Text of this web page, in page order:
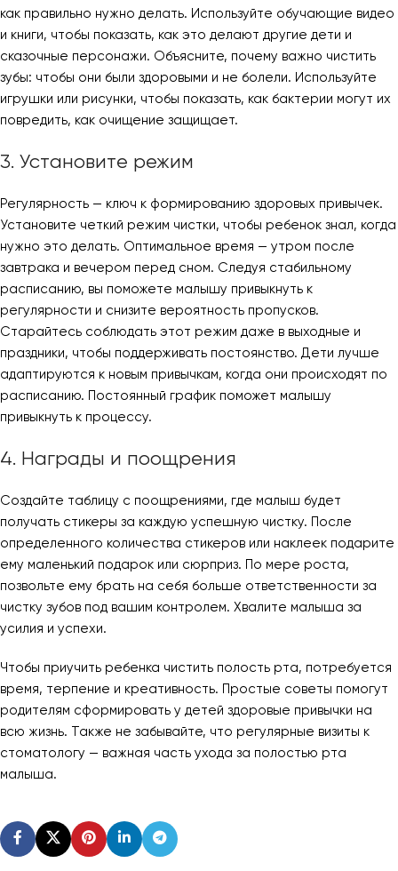
как правильно нужно делать. Используйте обучающие видео
и книги, чтобы показать, как это делают другие дети и
сказочные персонажи. Объясните, почему важно чистить
зубы: чтобы они были здоровыми и не болели. Используйте
игрушки или рисунки, чтобы показать, как бактерии могут их
повредить, как очищение защищает.
3. Установите режим
Регулярность — ключ к формированию здоровых привычек.
Установите четкий режим чистки, чтобы ребенок знал, когда
нужно это делать. Оптимальное время — утром после
завтрака и вечером перед сном. Следуя стабильному
расписанию, вы поможете малышу привыкнуть к
регулярности и снизите вероятность пропусков.
Старайтесь соблюдать этот режим даже в выходные и
праздники, чтобы поддерживать постоянство. Дети лучше
адаптируются к новым привычкам, когда они происходят по
расписанию. Постоянный график поможет малышу
привыкнуть к процессу.
4. Награды и поощрения
Создайте таблицу с поощрениями, где малыш будет
получать стикеры за каждую успешную чистку. После
определенного количества стикеров или наклеек подарите
ему маленький подарок или сюрприз. По мере роста,
позвольте ему брать на себя больше ответственности за
чистку зубов под вашим контролем. Хвалите малыша за
усилия и успехи.
Чтобы приучить ребенка чистить полость рта, потребуется
время, терпение и креативность. Простые советы помогут
родителям сформировать у детей здоровые привычки на
всю жизнь. Также не забывайте, что регулярные визиты к
стоматологу — важная часть ухода за полостью рта
малыша.